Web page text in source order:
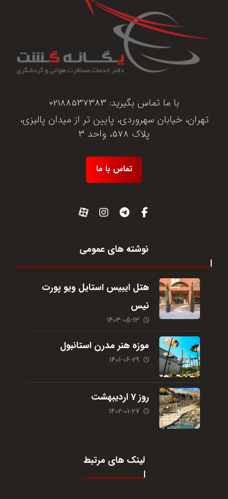
با ما تماس بگیرید: 02188537383
تهران، خیابان سهروردی، پایین تر از میدان پالیزی،
پلاک 578، واحد 3
تماس با ما
نوشته های عمومی
هتل ایبیس استایل ویو پورت
نیس
1403-05-13
موزه هنر مدرن استانبول
1401-06-29
روز 7 اردیبهشت
1402-01-27
لینک های مرتبط